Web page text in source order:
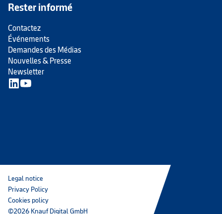
Rester informé
Contactez
Événements
Demandes des Médias
Nouvelles & Presse
Newsletter
Legal notice
Privacy Policy
Cookies policy
©2026 Knauf Digital GmbH